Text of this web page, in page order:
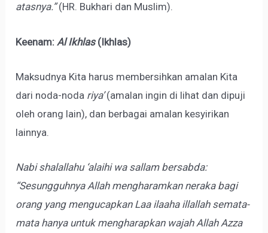
atasnya.”(HR. Bukhari dan Muslim).
Keenam:Al Ikhlas(Ikhlas)
Maksudnya Kita harus membersihkan amalan Kita
dari noda-noda riya’(amalan ingin di lihat dan dipuji
oleh orang lain), dan berbagai amalan kesyirikan
lainnya.
Nabi shalallahu ‘alaihi wa sallam bersabda:
“Sesungguhnya Allah mengharamkan neraka bagi
orang yang mengucapkan Laa ilaaha illallah semata-
mata hanya untuk mengharapkan wajah Allah Azza